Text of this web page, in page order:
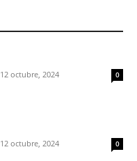
12 octubre, 2024 0
12 octubre, 2024 0